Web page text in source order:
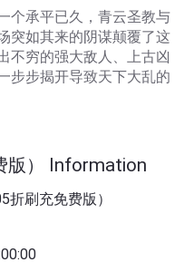
个承平已久，青云圣教与
突如其来的阴谋颠覆了这
不穷的强大敌人、上古凶
步步揭开导致天下大乱的
版） Information
折刷充免费版）